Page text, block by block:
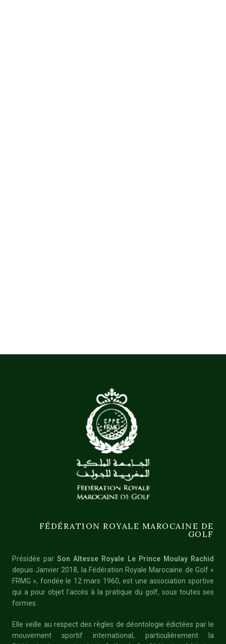
FÉDÉRATION ROYALE MAROCAINE DE
GOLF
Présidée parSon Altesse Royale Le Prince Moulay Rachid
depuis Janvier 2018, la Fédération Royale Marocaine de Golf «
FRMG », fondée le 12 mars 1960, est une association sportive
qui a pour objet l’accès à la pratique du golf, sous toutes ses
formes.
Elle veille au respect des règles de déontologie édictées par le
mouvement sportif international, particulièrement la